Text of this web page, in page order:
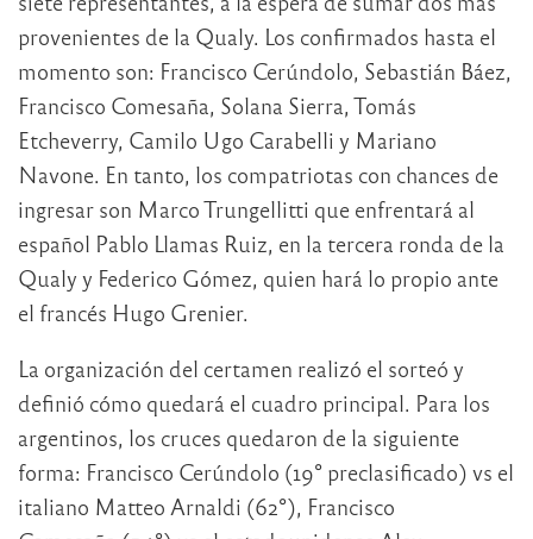
provenientes de la Qualy. Los confirmados hasta el
momento son: Francisco Cerúndolo, Sebastián Báez,
Francisco Comesaña, Solana Sierra, Tomás
Etcheverry, Camilo Ugo Carabelli y Mariano
Navone. En tanto, los compatriotas con chances de
ingresar son Marco Trungellitti que enfrentará al
español Pablo Llamas Ruiz, en la tercera ronda de la
Qualy y Federico Gómez, quien hará lo propio ante
el francés Hugo Grenier.
La organización del certamen realizó el sorteó y
definió cómo quedará el cuadro principal. Para los
argentinos, los cruces quedaron de la siguiente
forma: Francisco Cerúndolo (19° preclasificado) vs el
italiano Matteo Arnaldi (62°), Francisco